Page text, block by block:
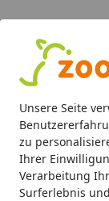
Unsere Seite
zu
Ihrer
Verarbeitung
Surferlebnis
23.588
Alle Produkte
Alle Produkte
Aquaristik